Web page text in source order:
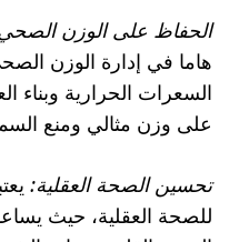
الحفاظ على الوزن
هاما في إدارة الوزن
السعرات الحرارية
على وزن مثالي ومنع
تحسين الصحة العقلية:
للصحة العقلية، حيث